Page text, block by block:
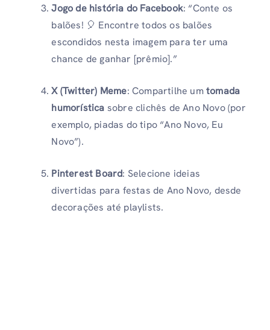
Jogo de história do Facebook: “Conte os
balões! 🎈 Encontre todos os balões
escondidos nesta imagem para ter uma
chance de ganhar [prêmio].”
X (Twitter) Meme: Compartilhe umtomada
humorística sobre clichês de Ano Novo (por
exemplo, piadas do tipo “Ano Novo, Eu
Novo”).
Pinterest Board: Selecione ideias
divertidas para festas de Ano Novo, desde
decorações até playlists.